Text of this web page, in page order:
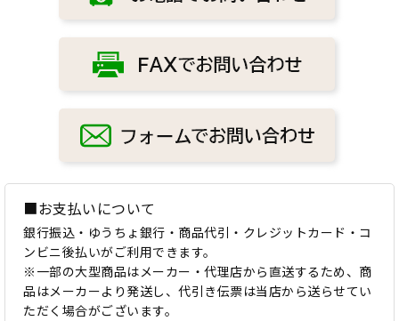
■お支払いについて
銀行振込・ゆうちょ銀行・商品代引・クレジットカード・コ
ンビニ後払いがご利用できます。
※一部の大型商品はメーカー・代理店から直送するため、商
品はメーカーより発送し、代引き伝票は当店から送らせてい
ただく場合がございます。